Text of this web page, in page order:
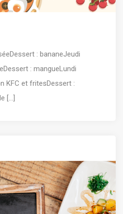
: bananeJeudi
: mangueLundi
KFC et fritesDessert :
[...]